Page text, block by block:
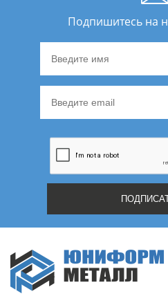
Подпишитесь на